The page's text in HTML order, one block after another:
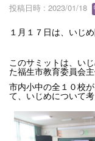
投稿日時 : 2023/01/18
１月１７日は、いじ
このサミットは、い
た福生市教育委員会主
市内小中の全１０校
て、いじめについて考